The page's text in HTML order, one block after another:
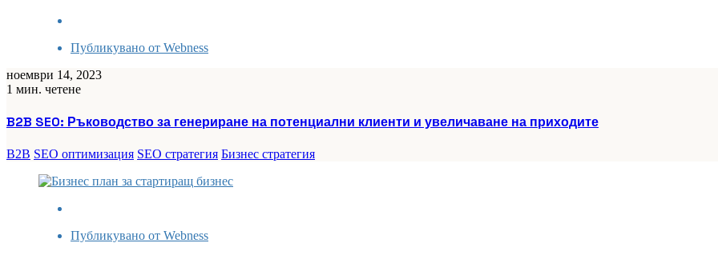
Публикувано от Webness
ноември 14, 2023
1 мин. четене
B2B SEO: Ръководство за генериране на потенциални клиенти и увеличаване на приходите
B2B SEO оптимизация SEO стратегия Бизнес стратегия
Публикувано от Webness